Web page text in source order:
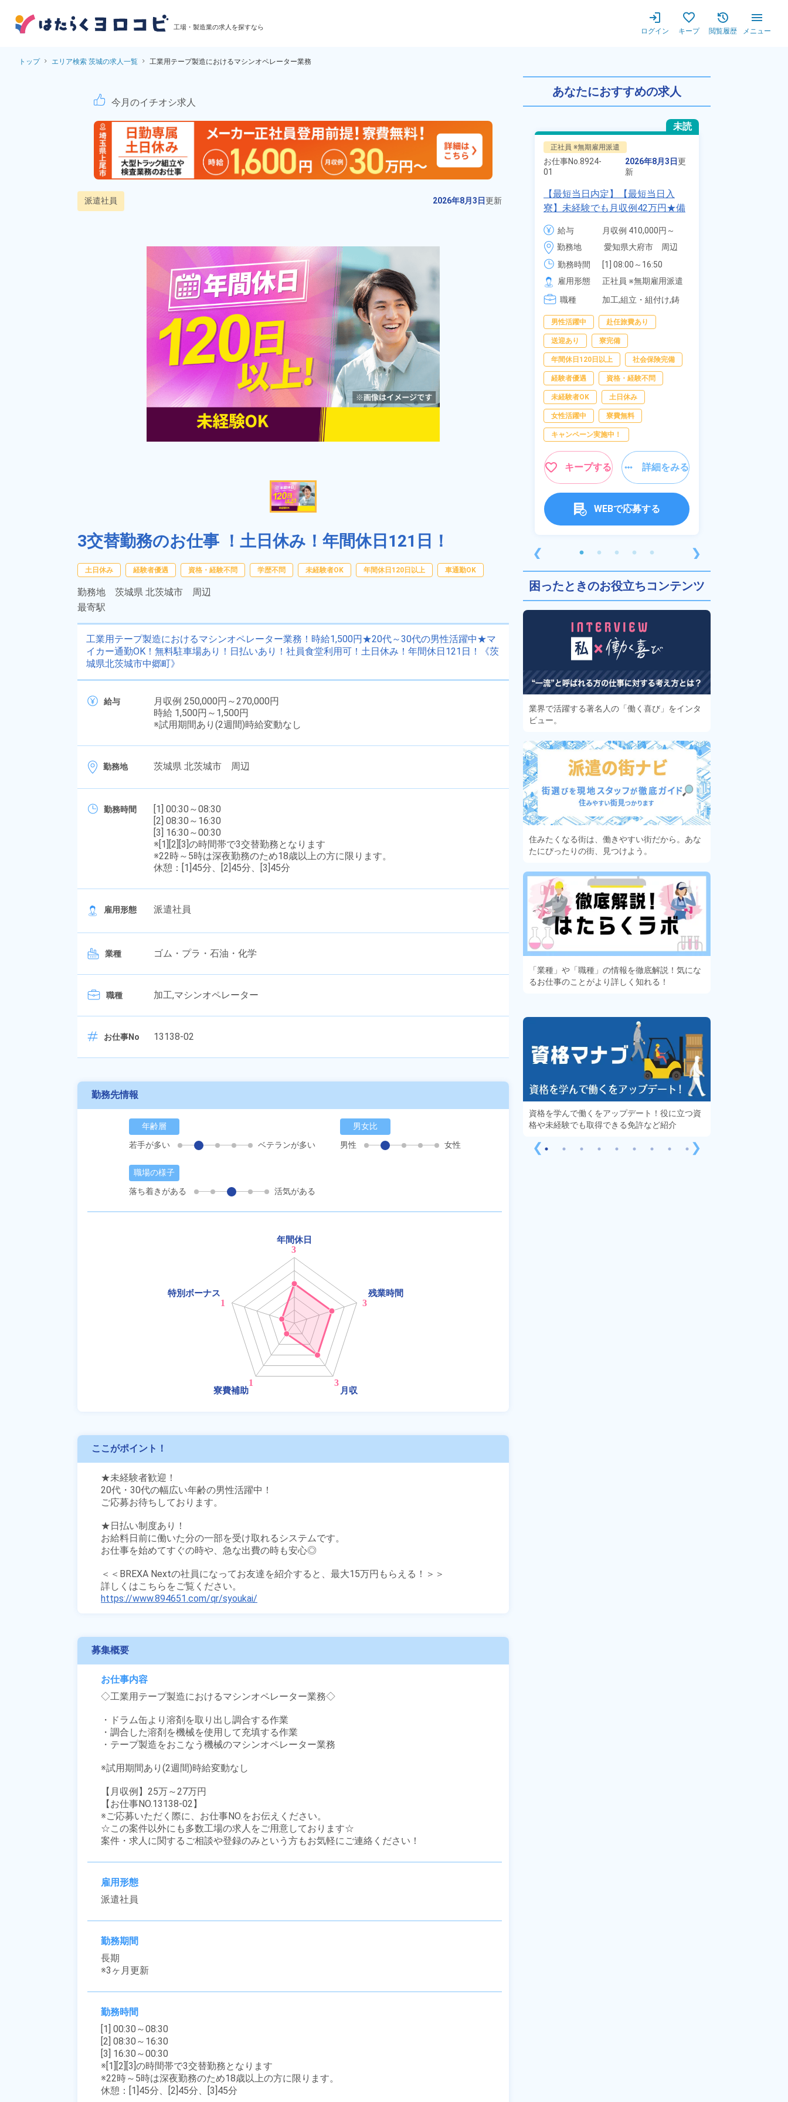
工場・製造業の求人を探すなら ログイン キープ 閲覧履歴 メニュー
トップ エリア検索 茨城の求人一覧 工業用テープ製造におけるマシンオペレーター業務
工業用テープ製造におけるマシンオペレーター業務！時給1,500円★20代～30代
今月のイチオシ求人
派遣社員 2026年8月3日更新
3交替勤務のお仕事 ！土日休み！年間休日121日！
土日休み 経験者優遇 資格・経験不問 学歴不問 未経験者OK 年間休日120日以上 車通勤OK
勤務地 茨城県 北茨城市 周辺
最寄駅
工業用テープ製造におけるマシンオペレーター業務！時給1,500円★20代～30代の男性活躍中★マ
イカー通勤OK！無料駐車場あり！日払いあり！社員食堂利用可！土日休み！年間休日121日！《茨
城県北茨城市中郷町》
給与
月収例 250,000円～270,000円
時給 1,500円～1,500円
※試用期間あり(2週間)時給変動なし
勤務地 茨城県 北茨城市 周辺
勤務時間
[1] 00:30～08:30
[2] 08:30～16:30
[3] 16:30～00:30
※[1][2][3]の時間帯で3交替勤務となります
※22時～5時は深夜勤務のため18歳以上の方に限ります。
休憩：[1]45分、[2]45分、[3]45分
雇用形態 派遣社員
業種 ゴム・プラ・石油・化学
職種 加工,マシンオペレーター
お仕事No 13138-02
勤務先情報
年齢層
若手が多い
ベテランが多い
男女比
男性
女性
職場の様子
落ち着きがある
活気がある
ここがポイント！
★未経験者歓迎！
20代・30代の幅広い年齢の男性活躍中！
ご応募お待ちしております。
★日払い制度あり！
お給料日前に働いた分の一部を受け取れるシステムです。
お仕事を始めてすぐの時や、急な出費の時も安心◎
＜＜BREXA Nextの社員になってお友達を紹介すると、最大15万円もらえる！＞＞
https://www.894651.com/qr/syoukai/
募集概要
お仕事内容
◇工業用テープ製造におけるマシンオペレーター業務◇
・ドラム缶より溶剤を取り出し調合する作業
・調合した溶剤を機械を使用して充填する作業
・テープ製造をおこなう機械のマシンオペレーター業務
※試用期間あり(2週間)時給変動なし
【月収例】25万～27万円
【お仕事NO.13138-02】
※ご応募いただく際に、お仕事NO.をお伝えください。
☆この案件以外にも多数工場の求人をご用意しております☆
案件・求人に関するご相談や登録のみという方もお気軽にご連絡ください！
雇用形態
派遣社員
勤務期間
長期
※3ヶ月更新
勤務時間
[1] 00:30～08:30
[2] 08:30～16:30
[3] 16:30～00:30
※[1][2][3]の時間帯で3交替勤務となります
※22時～5時は深夜勤務のため18歳以上の方に限ります。
休憩：[1]45分、[2]45分、[3]45分
あなたにおすすめの求人
❮
未読
派遣社員
お仕事No.10196-
03
2026年8月3日
半導体工場で使用される機器の組
立や検査作業！経験者歓迎★備品
★マイカー通勤OK！日払い制度あ
り！《愛知県春日井市》
勤務地
愛知県春日井市　周辺
[3] 15:15～00:00
[4] 23:30～08:15
雇用形態
職種
加工,組立・組付け,マシ
ンオペレーター,検査
男性活躍中 女性活躍中
寮完備 年間休日120日以上
社会保険完備
入社祝い金あり
キープする
未読
正社員 ※無期雇用派遣
お仕事No. 8924-
01
2026年8月3日更
新
【最短当日内定】【最短当日入
寮】未経験でも月収例42万円★備
品付き寮完備＆赴任旅費会社負担
◎昇給・業績賞与あり！組立や塗
装など自動車製造の各種作業！
《愛知県大府市》
給与
月収例 410,000円～
430,000円
月給 277,000円～
277,000円
勤務地
愛知県大府市　周辺
勤務時間
[1] 08:00～16:50
[2] 06:25～15:10
[3] 17:05～01:50
雇用形態
正社員 ※無期雇用派遣
職種
加工,組立・組付け,鋳
男性活躍中 赴任旅費あり
送迎あり 寮完備
年間休日120日以上 社会保険完備
経験者優遇 資格・経験不問
未経験者OK 土日休み
女性活躍中 寮費無料
キャンペーン実施中！
キープする 詳細をみる
WEBで応募する
❯
困ったときのお役立ちコンテンツ
業界で活躍する著名人の「働く喜び」をインタ
ビュー。
住みたくなる街は、働きやすい街だから。あな
たにぴったりの街、見つけよう。
「業種」や「職種」の情報を徹底解説！気にな
るお仕事のことがより詳しく知れる！
❮
に！？ディープな世界にあなたもきっとハマる
はず！
資格を学んで働くをアップデート！役に立つ資
格や未経験でも取得できる免許など紹介
❯